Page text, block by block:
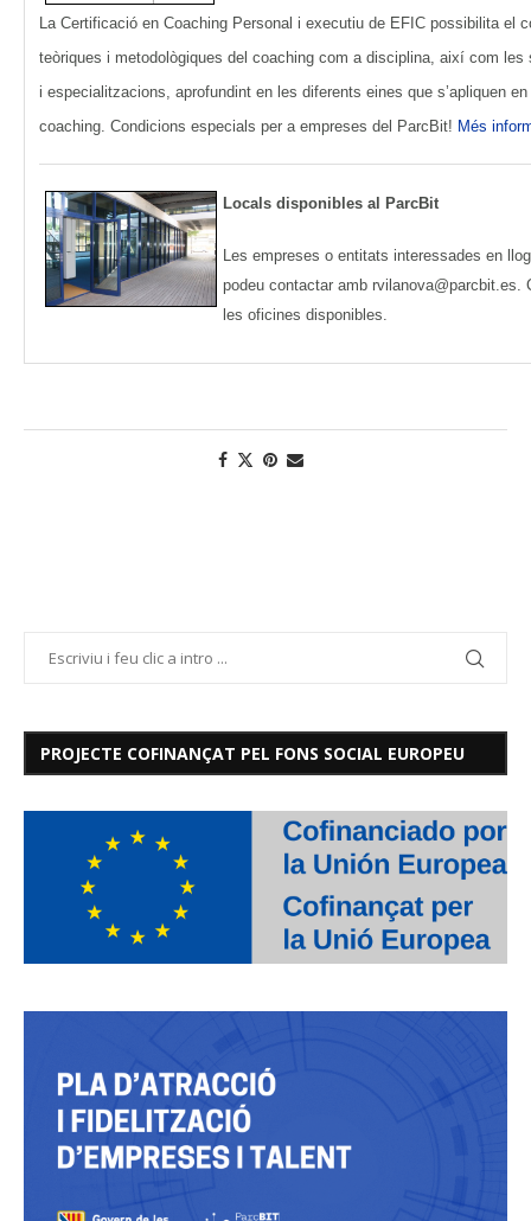
La Certificació en Coaching Personal i executiu de EFIC possibilita el
teòriques i metodològiques del coaching com a disciplina, així com
i especialitzacions, aprofundint en les diferents eines que s’apliquen
coaching. Condicions especials per a empreses del ParcBit! Més
Locals disponibles al ParcBit
Les empreses o entitats interessades en
podeu contactar amb rvilanova@parcbit.es.
les oficines disponibles.
PROJECTE COFINANÇAT PEL FONS SOCIAL EUROPEU